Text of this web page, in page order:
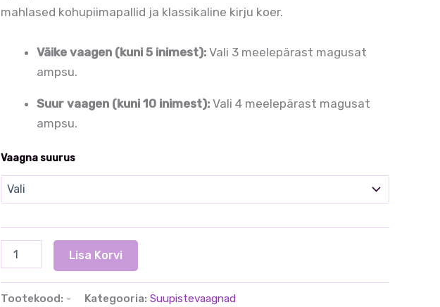
mahlased kohupiimapallid ja klassikaline kirju koer.
Väike vaagen (kuni 5 inimest): Vali 3 meelepärast magusat
ampsu.
Suur vaagen (kuni 10 inimest): Vali 4 meelepärast magusat
ampsu.
Vaagna suurus
vaagnad
Lisa Korvi
Tootekood: - Kategooria: Suupistevaagnad